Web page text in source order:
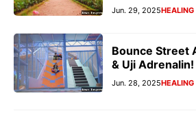
Jun. 29, 2025HEALING
Bounce Street
& Uji Adrenalin!
Jun. 28, 2025HEALING